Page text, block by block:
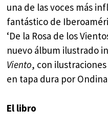
una de las voces más
fantástico de
‘De la Rosa de los
nuevo álbum ilustrado
Viento, con
en tapa dura por
El libro